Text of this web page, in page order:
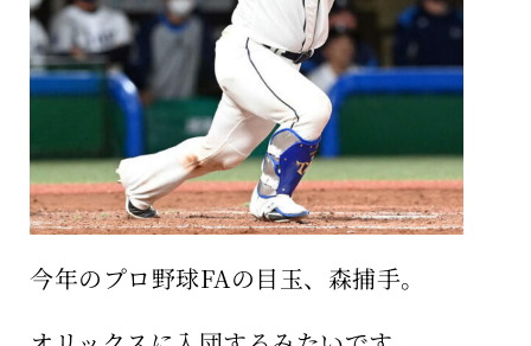
今年のプロ野球FAの目玉、森捕手。